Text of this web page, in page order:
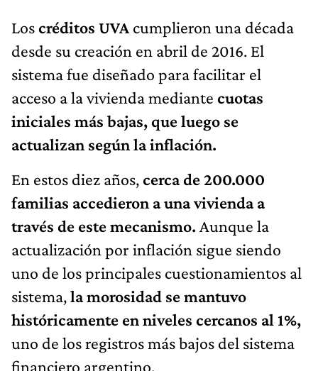
Loscréditos UVA cumplieron una década
desde su creación en abril de 2016. El
sistema fue diseñado para facilitar el
acceso a la vivienda mediante cuotas
iniciales más bajas, que luego se
actualizan según la inflación.
En estos diez años,cerca de 200.000
familias accedieron a una vivienda a
través de este mecanismo. Aunque la
actualización por inflación sigue siendo
uno de los principales cuestionamientos al
sistema,la morosidad se mantuvo
históricamente en niveles cercanos al 1%,
uno de los registros más bajos del sistema
financiero argentino.